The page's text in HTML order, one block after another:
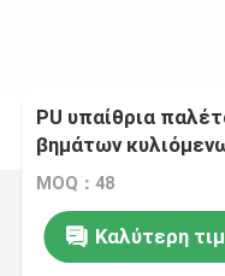
PU υπαίθρια
βημάτων
CNAS
MOQ：48
Καλύτερη